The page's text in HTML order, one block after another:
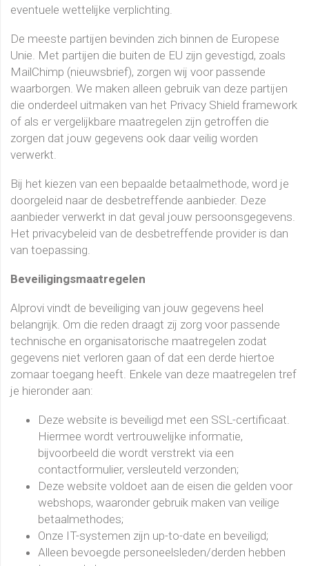
eventuele wettelijke verplichting.
De meeste partijen bevinden zich binnen de Europese
Unie. Met partijen die buiten de EU zijn gevestigd, zoals
MailChimp (nieuwsbrief), zorgen wij voor passende
waarborgen. We maken alleen gebruik van deze partijen
die onderdeel uitmaken van het Privacy Shield framework
of als er vergelijkbare maatregelen zijn getroffen die
zorgen dat jouw gegevens ook daar veilig worden
verwerkt.
Bij het kiezen van een bepaalde betaalmethode, word je
doorgeleid naar de desbetreffende aanbieder. Deze
aanbieder verwerkt in dat geval jouw persoonsgegevens.
Het privacybeleid van de desbetreffende provider is dan
van toepassing.
Beveiligingsmaatregelen
Alprovi vindt de beveiliging van jouw gegevens heel
belangrijk. Om die reden draagt zij zorg voor passende
technische en organisatorische maatregelen zodat
gegevens niet verloren gaan of dat een derde hiertoe
zomaar toegang heeft. Enkele van deze maatregelen tref
je hieronder aan:
Deze website is beveiligd met een SSL-certificaat.
Hiermee wordt vertrouwelijke informatie,
bijvoorbeeld die wordt verstrekt via een
contactformulier, versleuteld verzonden;
Deze website voldoet aan de eisen die gelden voor
webshops, waaronder gebruik maken van veilige
betaalmethodes;
Onze IT-systemen zijn up-to-date en beveiligd;
Alleen bevoegde personeelsleden/derden hebben